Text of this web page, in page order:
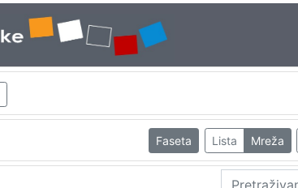
Faseta Lista Mreža